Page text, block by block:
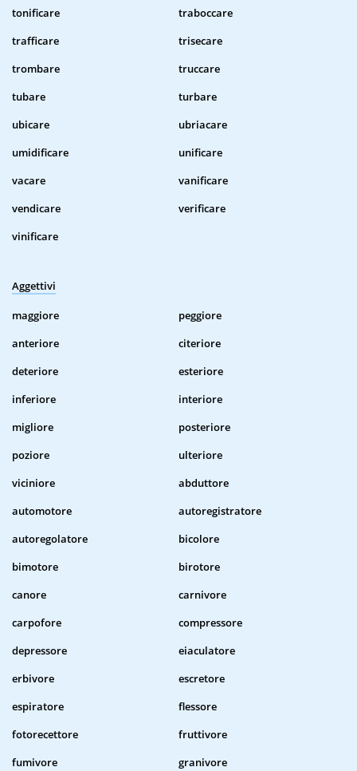
tonificare
traboccare
trafficare
trisecare
trombare
truccare
tubare
turbare
ubicare
ubriacare
umidificare
unificare
vacare
vanificare
vendicare
verificare
vinificare
Aggettivi
maggiore
peggiore
anteriore
citeriore
deteriore
esteriore
inferiore
interiore
migliore
posteriore
poziore
ulteriore
viciniore
abduttore
automotore
autoregistratore
autoregolatore
bicolore
bimotore
birotore
canore
carnivore
carpofore
compressore
depressore
eiaculatore
erbivore
escretore
espiratore
flessore
fotorecettore
fruttivore
fumivore
granivore